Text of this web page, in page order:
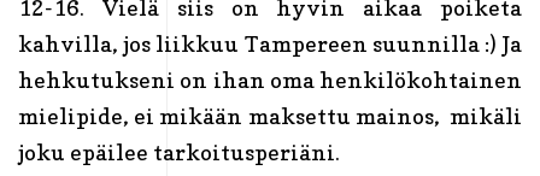
12-16. Vielä siis on hyvin aikaa poiketa
kahvilla, jos liikkuu Tampereen suunnilla :) Ja
hehkutukseni on ihan oma henkilökohtainen
mielipide, ei mikään maksettu mainos, mikäli
joku epäilee tarkoitusperiäni.